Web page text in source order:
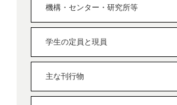
機構・センター・研究所等
学生の定員と現員
主な刊行物